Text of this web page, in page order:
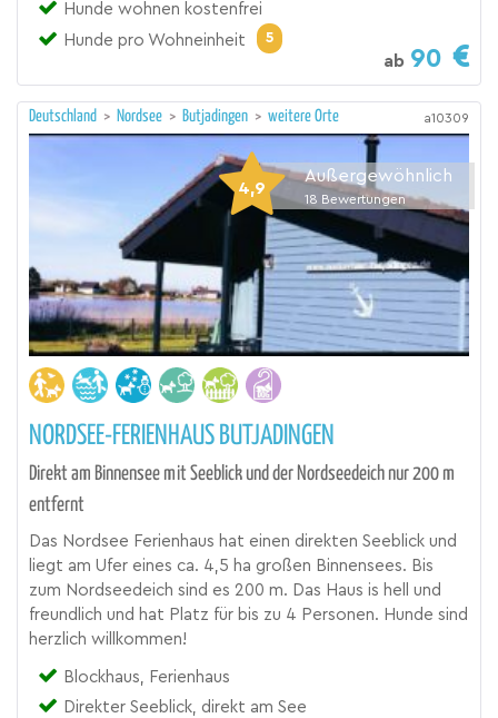
Hunde wohnen kostenfrei
Hunde pro Wohneinheit
5
ab 90
Deutschland > Nordsee > Butjadingen > weitere Orte a10309
4,9
Außergewöhnlich
18 Bewertungen
NORDSEE-FERIENHAUS BUTJADINGEN
Direkt am Binnensee mit Seeblick und der Nordseedeich nur 200 m
entfernt
Das Nordsee Ferienhaus hat einen direkten Seeblick und
liegt am Ufer eines ca. 4,5 ha großen Binnensees. Bis
zum Nordseedeich sind es 200 m. Das Haus is hell und
freundlich und hat Platz für bis zu 4 Personen. Hunde sind
herzlich willkommen!
Blockhaus, Ferienhaus
Direkter Seeblick, direkt am See